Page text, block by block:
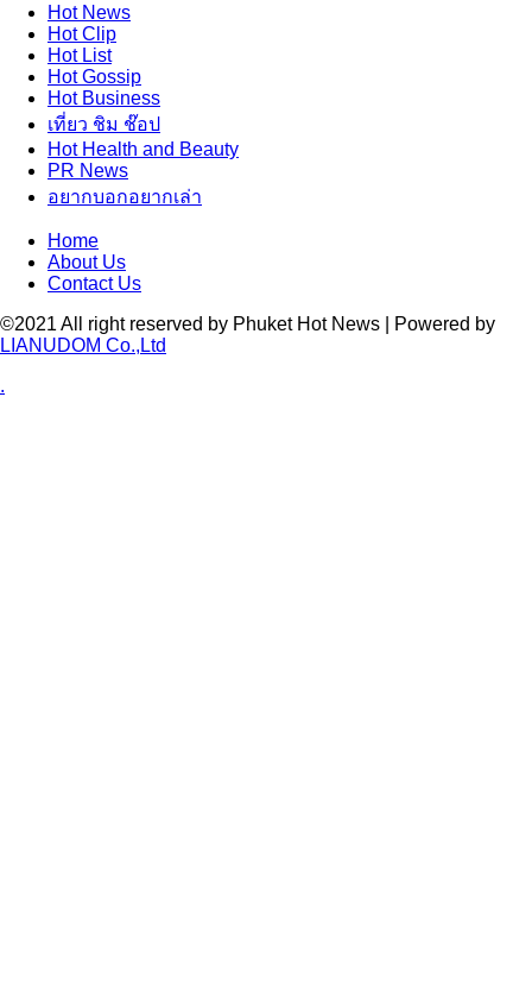
HotNews
HotClip
HotList
HotGossip
HotBusiness
เที่ยว ชิม ช๊อป
HotHealth and Beauty
PR News
อยากบอกอยากเล่า
Home
About Us
Contact Us
©2021 All right reserved by Phuket Hot News | Powered by
LIANUDOM Co.,Ltd
.